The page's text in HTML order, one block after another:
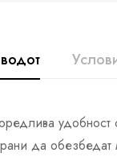
да обезбедат